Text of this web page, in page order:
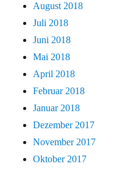
August 2018
Juli 2018
Juni 2018
Mai 2018
April 2018
Februar 2018
Januar 2018
Dezember 2017
November 2017
Oktober 2017